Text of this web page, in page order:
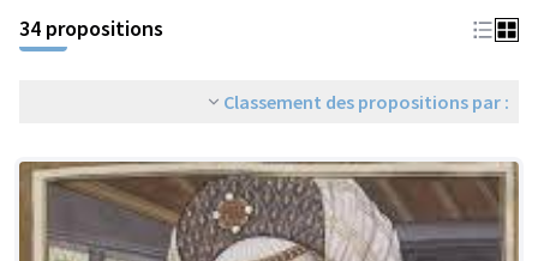
34 propositions
Classement des propositions par :